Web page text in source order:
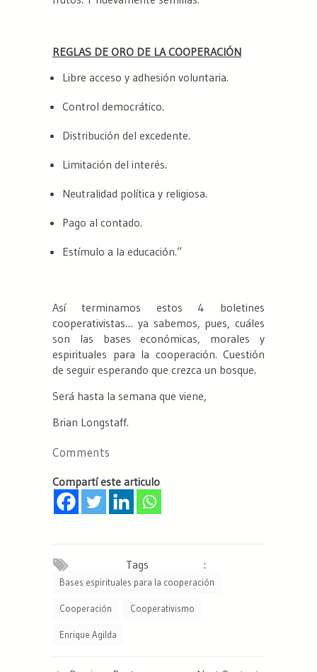
REGLAS DE ORO DE LA COOPERACIÓN
Libre acceso y adhesión voluntaria.
Control democrático.
Distribución del excedente.
Limitación del interés.
Neutralidad política y religiosa.
Pago al contado.
Estímulo a la educación.”
Así terminamos estos 4 boletines
cooperativistas… ya sabemos, pues, cuáles
son las bases económicas, morales y
espirituales para la cooperación. Cuestión
de seguir esperando que crezca un bosque.
Será hasta la semana que viene,
Brian Longstaff.
Comments
Compartí este articulo
Tags :
Bases espirituales para la cooperación
Cooperación Cooperativismo
Enrique Agilda